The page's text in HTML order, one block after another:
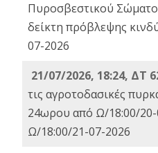
Πυροσβεστικού
δείκτη πρόβλεψης
07-2026
21/07/2026, 18:24, ΔΤ
τις αγροτοδασικές
24ωρου από Ω/18:00/20-
Ω/18:00/21-07-2026